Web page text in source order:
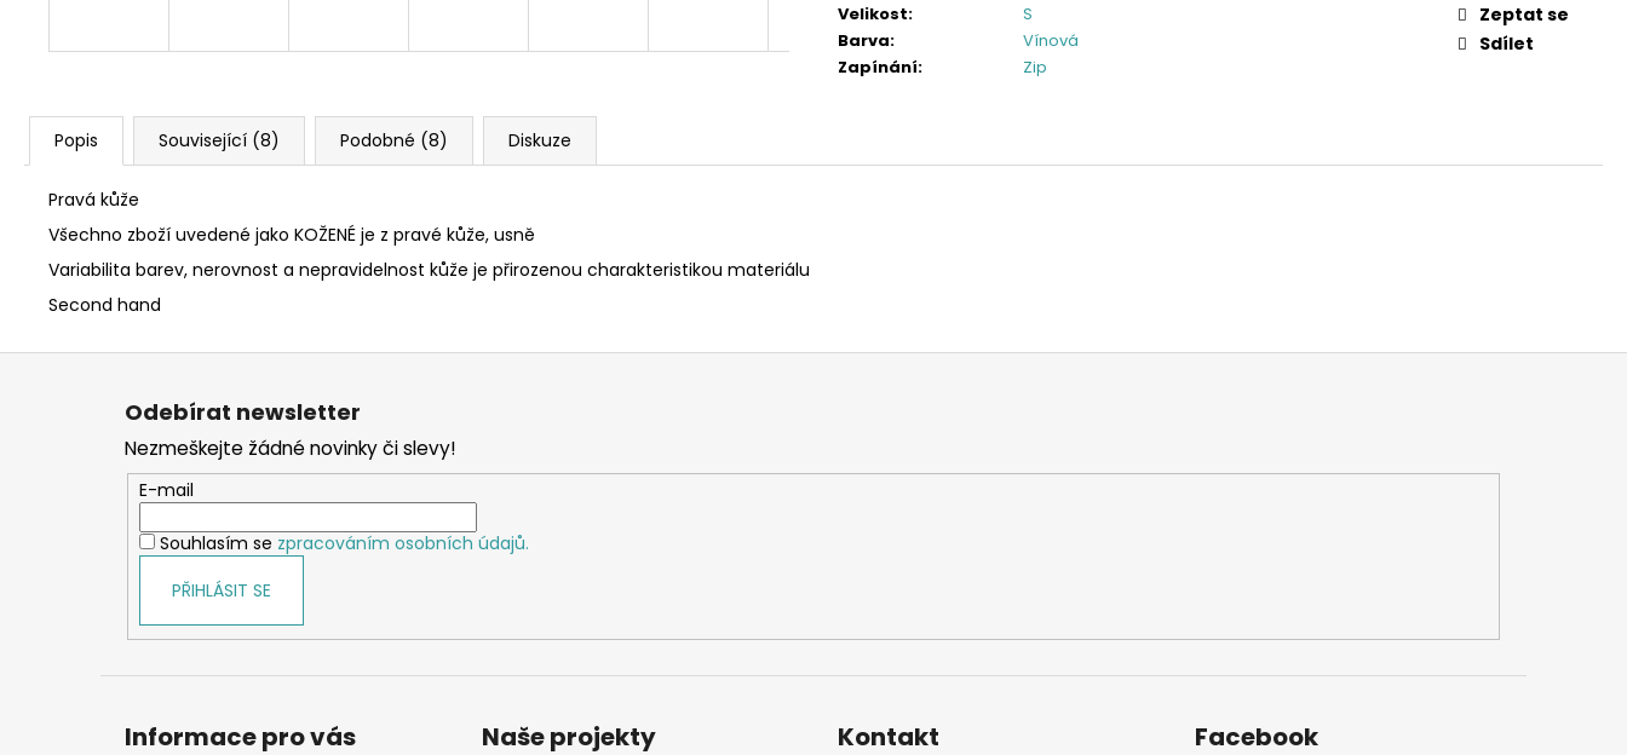
Velikost:
S
Barva:
Vínová
Zapínání: Zip
Zeptat se
Sdílet
Popis Související (8) Podobné (8) Diskuze
Pravá kůže
Všechno zboží uvedené jako KOŽENÉ je z pravé kůže, usně
Variabilita barev, nerovnost a nepravidelnost kůže je přirozenou charakteristikou materiálu
Second hand
Z
Odebírat newsletter
Nezmeškejte žádné novinky či slevy!
E-mail
Souhlasím se zpracováním osobních údajů.
PŘIHLÁSIT SE
Informace pro vás Naše projekty Kontakt Facebook